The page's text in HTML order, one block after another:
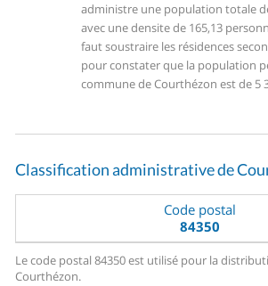
administre une population totale
avec une densite de 165,13
faut soustraire les résidences
pour constater que la population
commune de Courthézon est de 5
Classification administrative de
Code postal
84350
Le code postal 84350 est utilisé pour la
Courthézon.